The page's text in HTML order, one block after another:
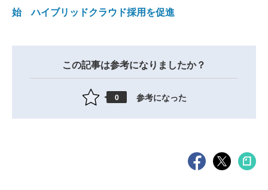
始 ハイブリッドクラウド採用を促進
この記事は参考になりましたか？
0 参考になった